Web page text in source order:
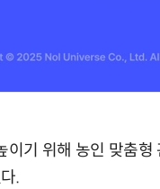
기 위해 농인 맞춤
.